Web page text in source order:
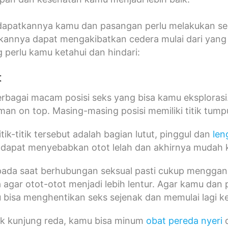
kamu dan pasangan perlu melakukan
dapat mengakibatkan cedera mulai dari
perlu kamu ketahui dan hindari:
macam posisi seks yang bisa kamu
on top. Masing-masing posisi memiliki titik
titik tersebut adalah bagian lutut, pinggul dan
menyebabkan otot lelah dan akhirnya mudah
saat berhubungan seksual pasti cukup
agar otot-otot menjadi lebih lentur. Agar kamu
bisa menghentikan seks sejenak dan memulai lagi
kunjung reda, kamu bisa minum obat pereda nyeri